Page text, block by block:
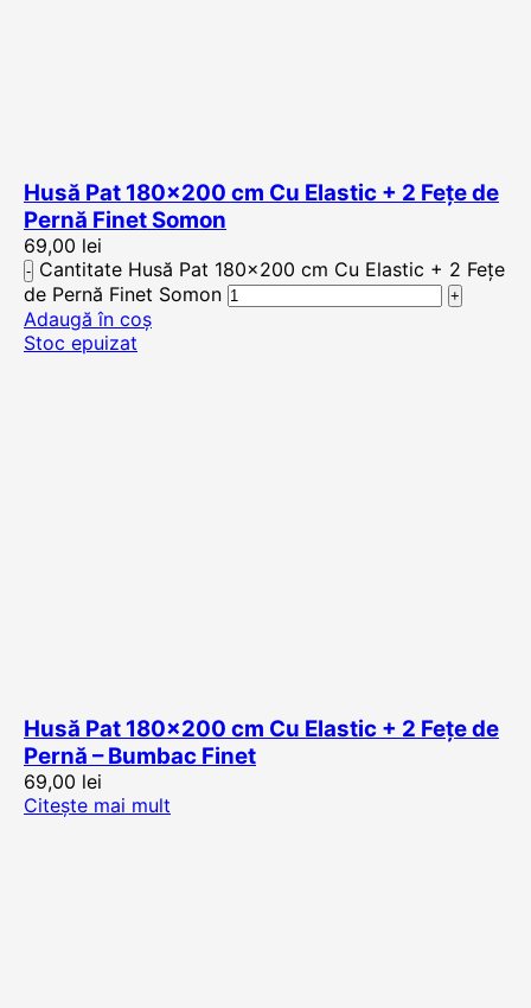
Husă Pat 180×200 cm Cu Elastic + 2 Fețe de
Pernă Finet Somon
69,00 lei
Cantitate Husă Pat 180x200 cm Cu Elastic + 2 Fețe
de Pernă Finet Somon
Adaugă în coș
Stoc epuizat
Husă Pat 180×200 cm Cu Elastic + 2 Fețe de
Pernă – Bumbac Finet
69,00 lei
Citește mai mult